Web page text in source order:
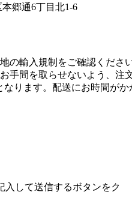
郷通6丁目北1-6
の輸入規制をご確認ください
間を取らせないよう、注
なります。配送にお時間が
入して送信するボタンをク